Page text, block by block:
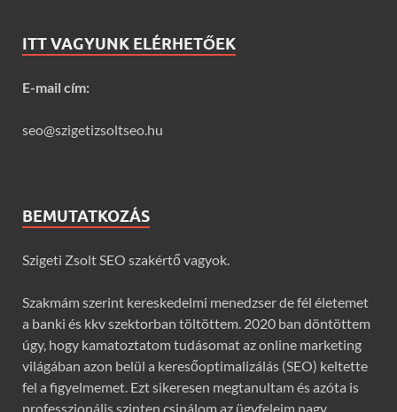
ITT VAGYUNK ELÉRHETŐEK
E-mail cím:
seo@szigetizsoltseo.hu
BEMUTATKOZÁS
Szigeti Zsolt SEO szakértő vagyok.
Szakmám szerint kereskedelmi menedzser de fél életemet
a banki és kkv szektorban töltöttem. 2020 ban döntöttem
úgy, hogy kamatoztatom tudásomat az online marketing
világában azon belül a keresőoptimalizálás (SEO) keltette
fel a figyelmemet. Ezt sikeresen megtanultam és azóta is
professzionális szinten csinálom az ügyfeleim nagy